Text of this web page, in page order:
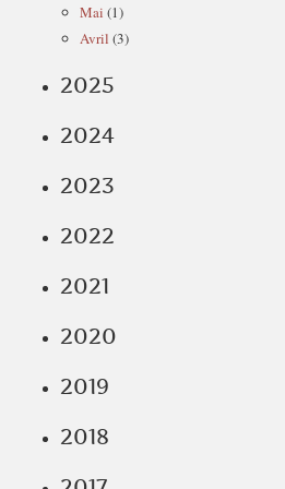
Mai (1)
Avril (3)
2025
2024
2023
2022
2021
2020
2019
2018